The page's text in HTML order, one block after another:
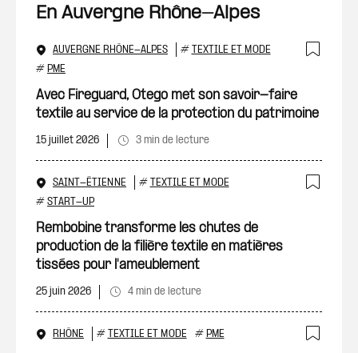
En Auvergne Rhône-Alpes
AUVERGNE RHÔNE-ALPES # TEXTILE ET MODE
# PME
Avec Fireguard, Otego met son savoir-faire
textile au service de la protection du patrimoine
15 juillet 2026 3 min de lecture
SAINT-ÉTIENNE # TEXTILE ET MODE
# START-UP
Rembobine transforme les chutes de
production de la filière textile en matières
tissées pour l'ameublement
25 juin 2026 4 min de lecture
RHÔNE # TEXTILE ET MODE # PME